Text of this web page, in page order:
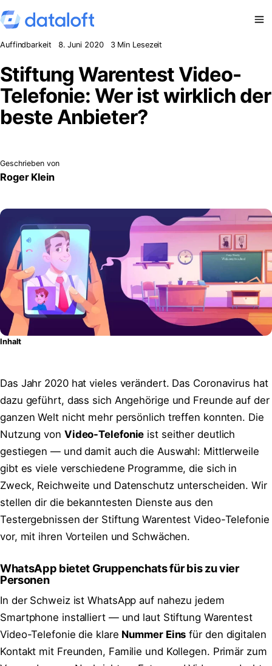
Zum Inhalt springen
Auffindbarkeit 8. Juni 2020 3 Min Lesezeit
Stiftung Warentest Video-
Telefonie: Wer ist wirklich der
beste Anbieter?
Geschrieben von
Roger Klein
Inhalt
Das Jahr 2020 hat vieles verändert. Das Coronavirus hat
dazu geführt, dass sich Angehörige und Freunde auf der
ganzen Welt nicht mehr persönlich treffen konnten. Die
Nutzung von Video-Telefonie ist seither deutlich
gestiegen — und damit auch die Auswahl: Mittlerweile
gibt es viele verschiedene Programme, die sich in
Zweck, Reichweite und Datenschutz unterscheiden. Wir
stellen dir die bekanntesten Dienste aus den
Testergebnissen der Stiftung Warentest Video-Telefonie
vor, mit ihren Vorteilen und Schwächen.
WhatsApp bietet Gruppenchats für bis zu vier
Personen
In der Schweiz ist WhatsApp auf nahezu jedem
Smartphone installiert — und laut Stiftung Warentest
Video-Telefonie die klare Nummer Eins für den digitalen
Kontakt mit Freunden, Familie und Kollegen. Primär zum